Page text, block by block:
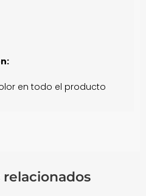
en todo el producto